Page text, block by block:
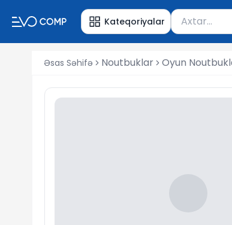
Kateqoriyalar Məhsul axtar
Axtarış
Əsas Səhifə Noutbuklar Oyun